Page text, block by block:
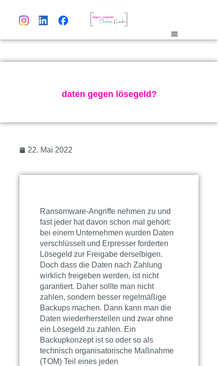
daten gegen lösegeld?
22. Mai 2022
Ransomware-Angriffe nehmen zu und
fast jeder hat davon schon mal gehört:
bei einem Unternehmen wurden Daten
verschlüsselt und Erpresser forderten
Lösegeld zur Freigabe derselbigen.
Doch dass die Daten nach Zahlung
wirklich freigeben werden, ist nicht
garantiert. Daher sollte man nicht
zahlen, sondern besser regelmäßige
Backups machen. Dann kann man die
Daten wiederherstellen und zwar ohne
ein Lösegeld zu zahlen. Ein
Backupkonzept ist so oder so als
technisch organisatorische Maßnahme
(TOM) Teil eines jeden